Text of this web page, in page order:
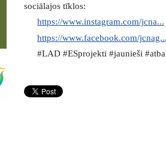
sociālajos tīklos:
https://www.instagram.com/jcna...
https://www.facebook.com/
#LAD #ESprojekti #jaunieši